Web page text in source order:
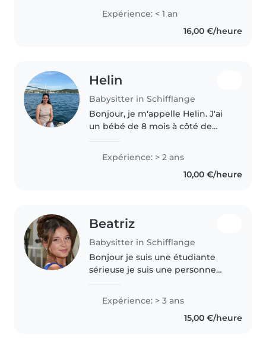
attention. Bien que je n'aie pas
encore d'expérience
professionnelle, j'ai beaucoup..
Expérience: < 1 an
16,00 €/heure
Helin
Babysitter in Schifflange
Bonjour, je m'appelle Helin. J'ai
un bébé de 8 mois à côté de
encore d'autre enfants pour que
mon fils aussi ne se sont pas tous
Expérience: > 2 ans
10,00 €/heure
Beatriz
Babysitter in Schifflange
Bonjour je suis une étudiante
sérieuse je suis une personne
responsable et très motivé
j'aime etre avec les enfants
j'aime faire des activités avec les
Expérience: > 3 ans
15,00 €/heure